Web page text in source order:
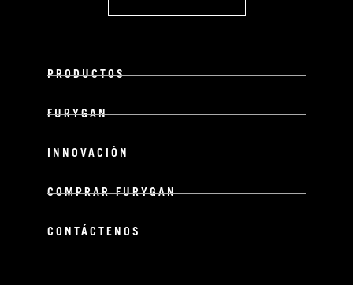
PRODUCTOS
FURYGAN
INNOVACIÓN
COMPRAR FURYGAN
CONTÁCTENOS